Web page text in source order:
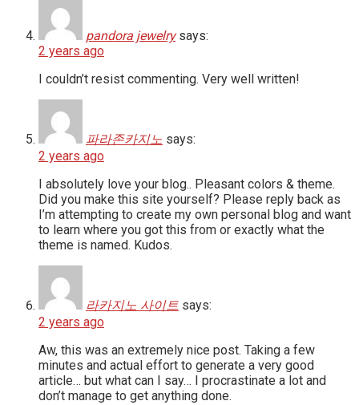
pandora jewelry says:
2 years ago
I couldn’t resist commenting. Very well written!
파라존카지노 says:
2 years ago
I absolutely love your blog.. Pleasant colors & theme.
Did you make this site yourself? Please reply back as
I’m attempting to create my own personal blog and want
to learn where you got this from or exactly what the
theme is named. Kudos.
라카지노 사이트 says:
2 years ago
Aw, this was an extremely nice post. Taking a few
minutes and actual effort to generate a very good
article… but what can I say… I procrastinate a lot and
don’t manage to get anything done.